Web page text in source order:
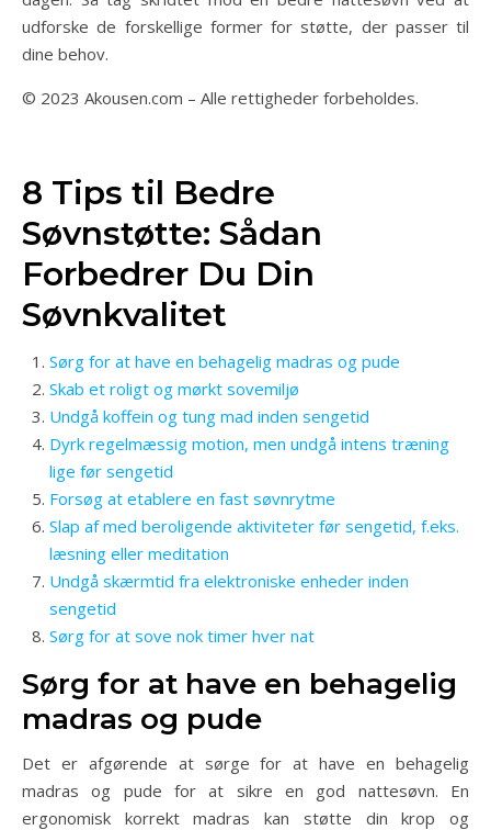
udforske de forskellige former for støtte, der passer til
dine behov.
© 2023 Akousen.com – Alle rettigheder forbeholdes.
8 Tips til Bedre
Søvnstøtte: Sådan
Forbedrer Du Din
Søvnkvalitet
Sørg for at have en behagelig madras og pude
Skab et roligt og mørkt sovemiljø
Undgå koffein og tung mad inden sengetid
Dyrk regelmæssig motion, men undgå intens træning
lige før sengetid
Forsøg at etablere en fast søvnrytme
Slap af med beroligende aktiviteter før sengetid, f.eks.
læsning eller meditation
Undgå skærmtid fra elektroniske enheder inden
sengetid
Sørg for at sove nok timer hver nat
Sørg for at have en behagelig
madras og pude
Det er afgørende at sørge for at have en behagelig
madras og pude for at sikre en god nattesøvn. En
ergonomisk korrekt madras kan støtte din krop og